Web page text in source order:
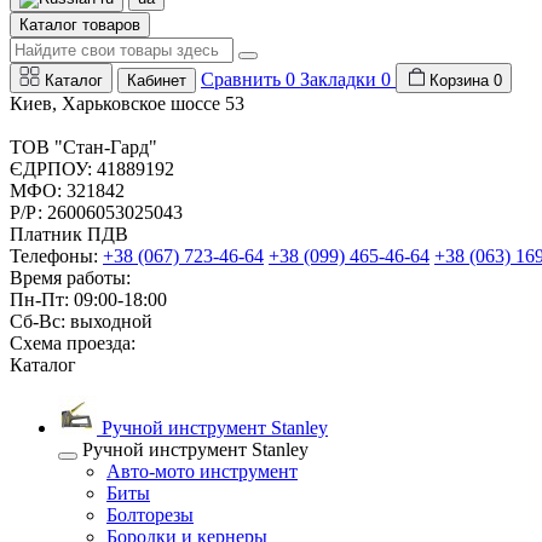
Каталог товаров
Каталог Кабинет Сравнить 0 Закладки 0 Корзина 0
Киев, Харьковское шоссе 53
ТОВ "Стан-Гард"
ЄДРПОУ: 41889192
МФО: 321842
Р/Р: 26006053025043
Платник ПДВ
Телефоны: +38 (067) 723-46-64 +38 (099) 465-46-64 +38 (063)
Время работы:
Пн-Пт: 09:00-18:00
Сб-Вс: выходной
Схема проезда:
Каталог
Ручной инструмент Stanley
Ручной инструмент Stanley
Авто-мото инструмент
Биты
Болторезы
Бородки и кернеры